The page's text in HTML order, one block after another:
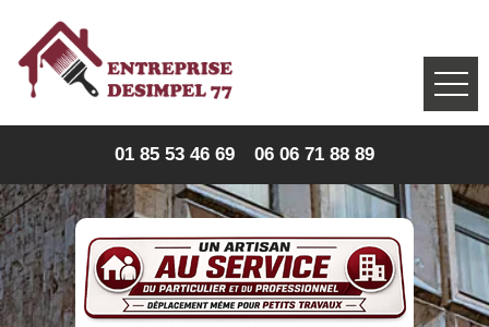
01 85 53 46 69 06 06 71 88 89